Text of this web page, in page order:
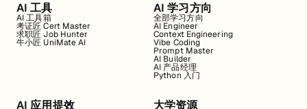
AI 工具
AI 工具箱
考证匠 Cert Master
求职匠 Job Hunter
牛小匠 UniMate AI
AI 学习方向
全部学习方向
AI Engineer
Context Engineering
Vibe Coding
Prompt Master
AI Builder
AI 产品经理
Python 入门
AI 应用提效 大学资源